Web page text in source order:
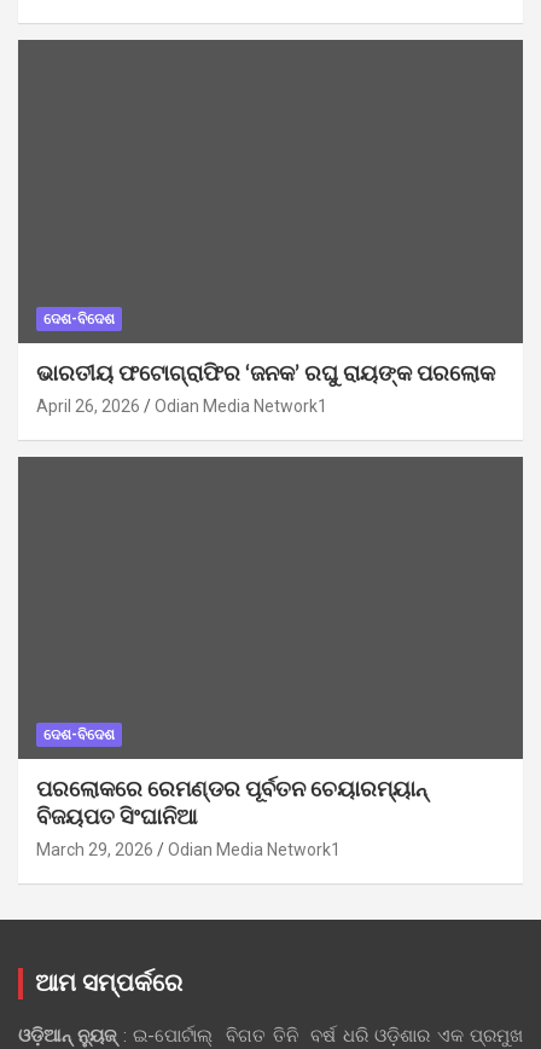
ଦେଶ-ବିଦେଶ
ଭାରତୀୟ ଫଟୋଗ୍ରାଫିର ‘ଜନକ’ ରଘୁ ରାୟଙ୍କ ପରଲୋକ
April 26, 2026 Odian Media Network1
ଦେଶ-ବିଦେଶ
ପରଲୋକରେ ରେମଣ୍ଡର ପୂର୍ବତନ ଚେୟାରମ୍ୟାନ୍
ବିଜୟପତ ସିଂଘାନିଆ
March 29, 2026 Odian Media Network1
ଆମ ସମ୍ପର୍କରେ
ଓଡ଼ିଆନ୍‍ ନ୍ୟୁଜ୍‍: ଇ-ପୋର୍ଟାଲ୍ ବିଗତ ତିନି ବର୍ଷ ଧରି ଓଡ଼ିଶାର ଏକ ପ୍ରମୁଖ